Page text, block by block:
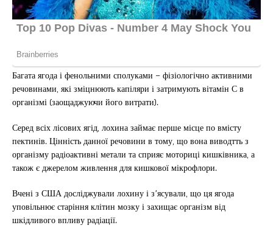
Багата ягода і фенольними сполуками – фізіологічно активними
речовинами, які зміцнюють капіляри і затримують вітамін С в
організмі (заощаджуючи його витрати).
Серед всіх лісових ягід, лохина займає перше місце по вмісту
пектинів. Цінність данної речовини в тому, що вона виводтть з
організму радіоактивні метали та сприяє моториці кишківника, а
також є джерелом живлення для кишкової мікрофлори.
Вчені з США досліджували лохину і з’ясували, що ця ягода
уповільнює старіння клітин мозку і захищає організм від
шкідливого впливу радіації.